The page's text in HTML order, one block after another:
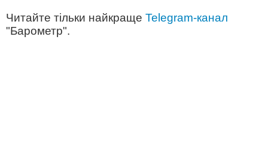
Читайте тільки найкраще Telegram-канал
"Барометр".